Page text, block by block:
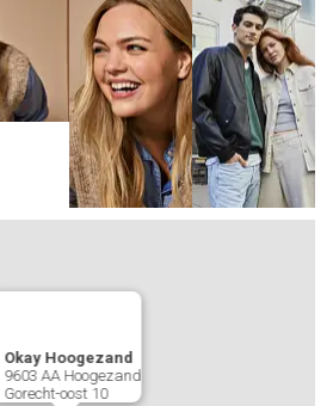
Okay Hoogezand
9603 AAHoogezand
Gorecht-oost 10